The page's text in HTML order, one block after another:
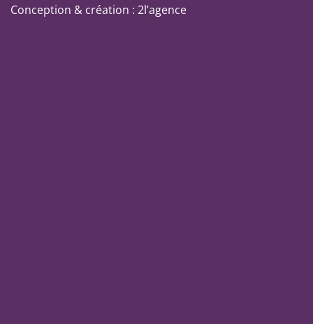
Conception & création : 2l’agence